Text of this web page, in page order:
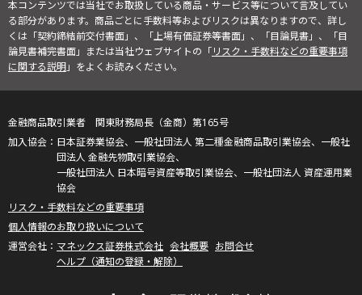
本コンテンツでは当社でお取扱している商品・サービス等について言及してい
る部分があります。商品ごとに手数料等およびリスクは異なりますので、詳し
くは「契約締結前交付書面」、「上場有価証券等書面」、「目論見書」、「目
論見書補完書面」または当社ウェブサイトの「リスク・手数料などの重要事項
に関する説明」をよくお読みください。
金融商品取引業者 関東財務局長（金商）第165号
日本証券業協会、一般社団法人 第二種金融商品取引業協会、一般社
団法人 金融先物取引業協会、
一般社団法人 日本暗号資産等取引業協会、一般社団法人 資産運用業
協会
リスク・手数料などの重要事項
個人情報のお取り扱いについて
マネックス証券株式会社 会社概要 お問合せ
ヘルプ（通知の登録・解除）